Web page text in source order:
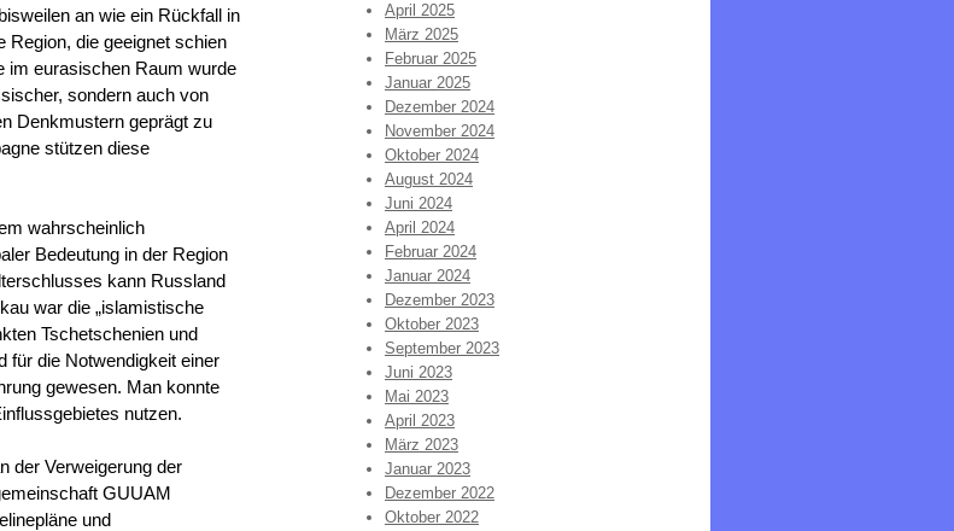
an wie ein Rückfall in
Region, die geeignet schien
im eurasischen Raum wurde
sondern auch von
Denkmustern geprägt zu
stützen diese
wahrscheinlich
Bedeutung in der Region
kann Russland
war die „islamistische
Tschetschenien und
für die Notwendigkeit einer
gewesen. Man konnte
nutzen.
der Verweigerung der
GUUAM
und
April 2025
März 2025
Februar 2025
Januar 2025
Dezember 2024
November 2024
Oktober 2024
August 2024
Juni 2024
April 2024
Februar 2024
Januar 2024
Dezember 2023
Oktober 2023
September 2023
Juni 2023
Mai 2023
April 2023
März 2023
Januar 2023
Dezember 2022
Oktober 2022